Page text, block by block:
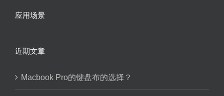
应用场景
近期文章
Macbook Pro的键盘布的选择？